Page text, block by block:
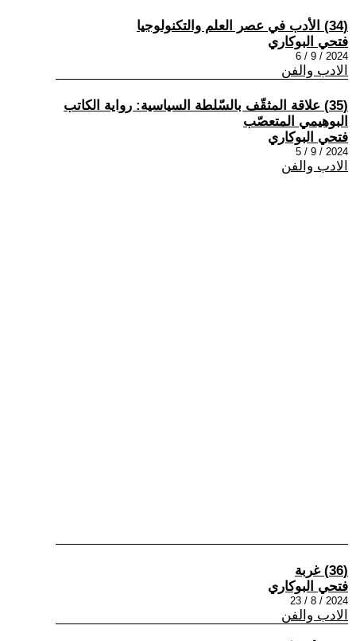
(34) الأدب في عصر العلم والتكنولوجيا
فتحي البوكاري
2024 / 9 / 6
الادب والفن
(35) علاقة المثقّف بالسّلطة السياسية: رواية الكاتب
البوهيمي المتعصّب
فتحي البوكاري
2024 / 9 / 5
الادب والفن
(36) غربة
فتحي البوكاري
2024 / 8 / 23
الادب والفن